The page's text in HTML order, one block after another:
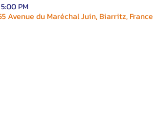
PM
55 Avenue du Maréchal Juin, Biarritz, France